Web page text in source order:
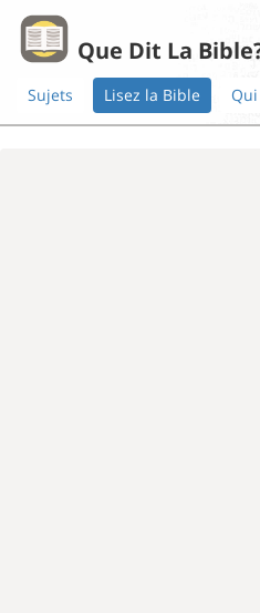
Que Dit La
Sujets Lisez la Bible Qui